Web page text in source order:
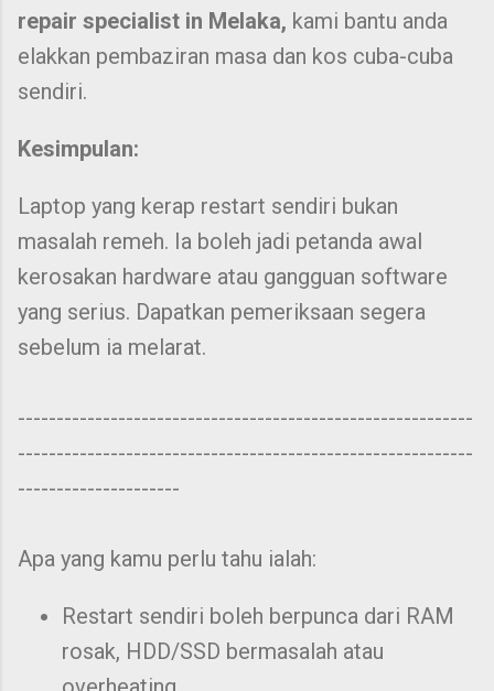
repair specialist in Melaka, kami bantu anda
elakkan pembaziran masa dan kos cuba-cuba
sendiri.
Kesimpulan:
Laptop yang kerap restart sendiri bukan
masalah remeh. Ia boleh jadi petanda awal
kerosakan hardware atau gangguan software
yang serius. Dapatkan pemeriksaan segera
sebelum ia melarat.
-----------------------------------------------------------
-----------------------------------------------------------
---------------------
Apa yang kamu perlu tahu ialah:
Restart sendiri boleh berpunca dari RAM
rosak, HDD/SSD bermasalah atau